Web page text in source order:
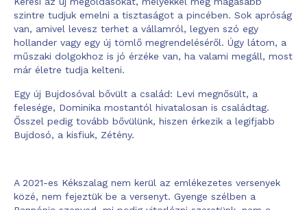
szintre tudjuk emelni a tisztaságot a pincében. Sok apróság
van, amivel levesz terhet a vállamról, legyen szó egy
hollander vagy egy új tömlő megrendeléséről. Úgy látom, a
műszaki dolgokhoz is jó érzéke van, ha valami megáll, most
már életre tudja kelteni.
Egy új Bujdosóval bővült a család: Levi megnősült, a
felesége, Dominika mostantól hivatalosan is családtag.
Ősszel pedig tovább bővülünk, hiszen érkezik a legifjabb
Bujdosó, a kisfiuk, Zétény.
A 2021-es Kékszalag nem kerül az emlékezetes versenyek
közé, nem fejeztük be a versenyt. Gyenge szélben a